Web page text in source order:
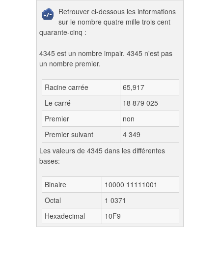
Retrouver ci-dessous les informations
sur le nombre quatre mille trois cent
quarante-cinq :
4345 est un nombre impair. 4345 n'est pas
un nombre premier.
Racine carrée
65,917
Le carré
18 879 025
Premier
non
Premier suivant
4 349
Les valeurs de 4345 dans les différentes
bases:
Binaire
10000 11111001
Octal
1 0371
Hexadecimal
10F9